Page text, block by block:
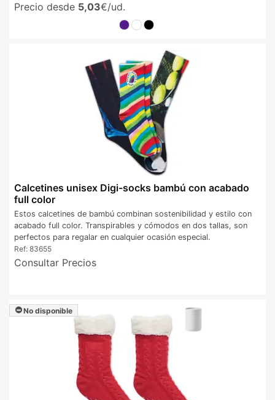
Precio desde 5,03€/ud.
Calcetines unisex Digi-socks bambú con acabado
full color
Estos calcetines de bambú combinan sostenibilidad y estilo con
acabado full color. Transpirables y cómodos en dos tallas, son
perfectos para regalar en cualquier ocasión especial.
Ref: 83655
Consultar Precios
No disponible